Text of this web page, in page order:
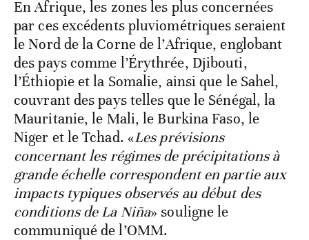
En Afrique, les zones les plus concernées
par ces excédents pluviométriques seraient
le Nord de la Corne de l’Afrique, englobant
des pays comme l’Érythrée, Djibouti,
l’Éthiopie et la Somalie, ainsi que le Sahel,
couvrant des pays telles que le Sénégal, la
Mauritanie, le Mali, le Burkina Faso, le
Niger et le Tchad. «Les prévisions
concernant les régimes de précipitations à
grande échelle correspondent en partie aux
impacts typiques observés au début des
conditions de La Niña» souligne le
communiqué de l’OMM.